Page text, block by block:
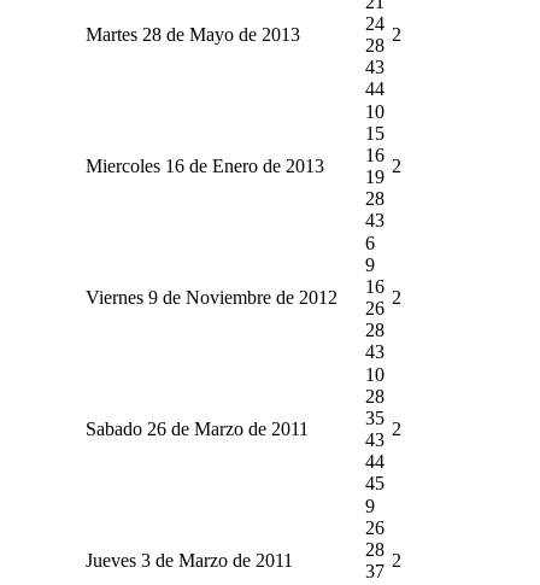
Martes 28 de Mayo de 2013
24
28
43
44
2
Miercoles 16 de Enero de 2013
10
15
16
19
28
43
2
Viernes 9 de Noviembre de 2012
6
9
16
26
28
43
2
Sabado 26 de Marzo de 2011
10
28
35
43
44
45
2
Jueves 3 de Marzo de 2011
9
26
28
37
2